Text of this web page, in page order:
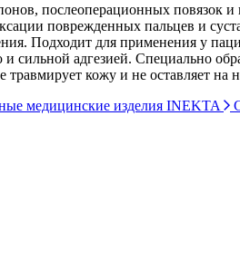
послеоперационных повязок
поврежденных пальцев и
Подходит для применения у
адгезией. Специально
кожу и не оставляет на
медицинские изделия INEKTA